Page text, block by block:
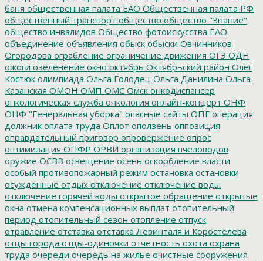
баня общественная палата ЕАО Общественная палата РФ
общественный транспорт общество общество "Знание"
общество инвалидов Общество фотоискусства ЕАО
объединение объявления обыск обыски Овчинников
Огородова ограбление ограничение движения ОГЭ ОДН
ожоги озеленение окно октябрь Октябрьский район Олег
Костюк олимпиада Ольга Голодец Ольга Данилина Ольга
Казанская ОМОН ОМП ОМС Омск онкодиспансер
онкологическая служба онкология онлайн-концерт ОНФ
ОНФ "Генеральная уборка" опасные сайты ОПГ операция
должник оплата труда Оплот оползень оппозиция
оправдательный приговор опровержение опрос
оптимизация ОПФР ОРВИ организация пчеловодов
оружие ОСВВ освещение осень оскорбление власти
особый противопожарный режим остановка остановки
осужденные отдых отключение отключение воды
отключение горячей воды открытое обращение открытые
окна отмена компенсационных выплат отопительный
период отопительный сезон отопление отпуск
отравление отставка отставка Левинталя и Коростелёва
отцы города отцы-одиночки отчетность охота охрана
труда очереди очередь на жилье очистные сооружения